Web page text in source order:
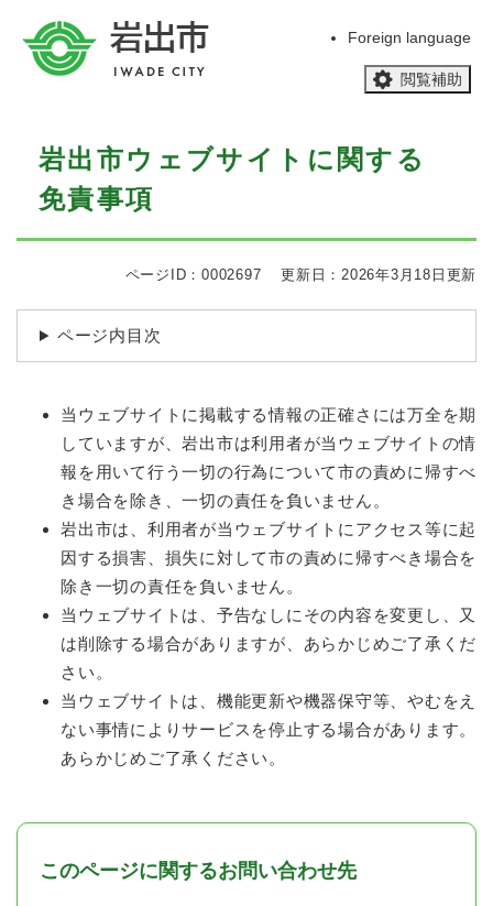
Foreign language
閲覧補助
岩出市ウェブサイトに関する
免責事項
ページID：0002697 更新日：2026年3月18日更新
ページ内目次
当ウェブサイトに掲載する情報の正確さには万全を期
していますが、岩出市は利用者が当ウェブサイトの情
報を用いて行う一切の行為について市の責めに帰すべ
き場合を除き、一切の責任を負いません。
岩出市は、利用者が当ウェブサイトにアクセス等に起
因する損害、損失に対して市の責めに帰すべき場合を
除き一切の責任を負いません。
当ウェブサイトは、予告なしにその内容を変更し、又
は削除する場合がありますが、あらかじめご了承くだ
さい。
当ウェブサイトは、機能更新や機器保守等、やむをえ
ない事情によりサービスを停止する場合があります。
あらかじめご了承ください。
このページに関するお問い合わせ先